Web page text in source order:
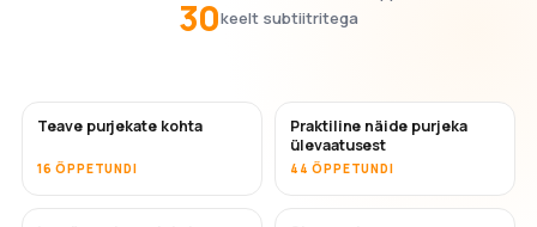
30keelt subtiitritega
Teave purjekate kohta
16 ÕPPETUNDI
Praktiline näide purjeka
ülevaatusest
44 ÕPPETUNDI